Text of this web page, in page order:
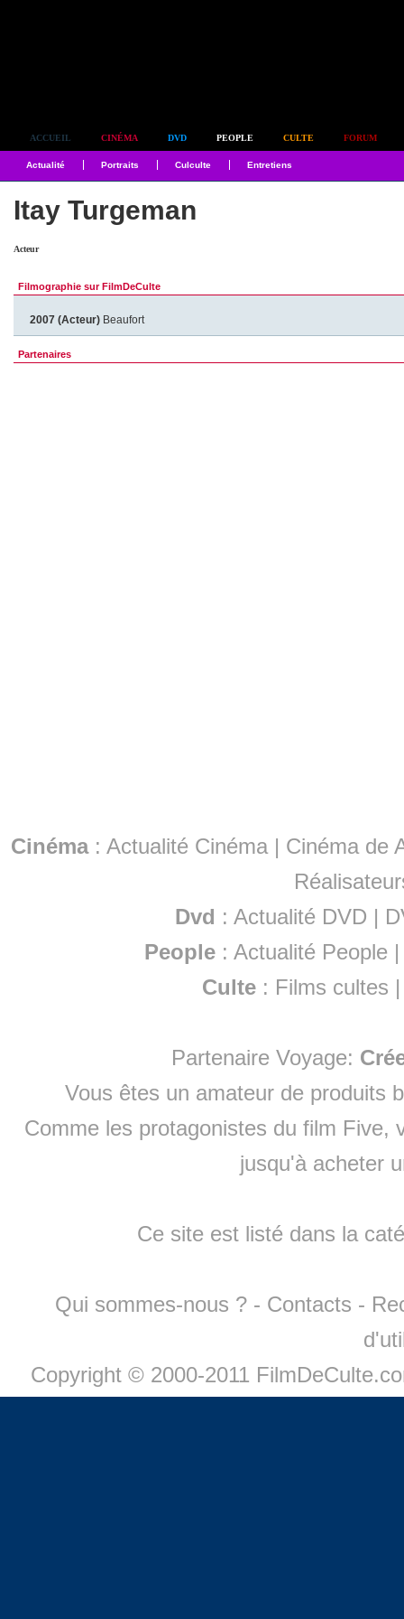
ACCUEIL CINÉMA DVD PEOPLE CULTE FORUM
Actualité Portraits Culculte Entretiens
Itay Turgeman
Acteur
Filmographie sur FilmDeCulte
2007 (Acteur) Beaufort
Partenaires
Cinéma: Actualité Cinéma | Cinéma de
Dvd : Actualité DVD |
People :Actualité People
Culte : Films cultes
Partenaire Voyage:
Vous êtes un amateur de produits
Comme les protagonistes du film Five,
jusqu'à acheter
Ce site est listé dans la
Qui sommes-nous ? - Contacts -
Copyright © 2000-2011